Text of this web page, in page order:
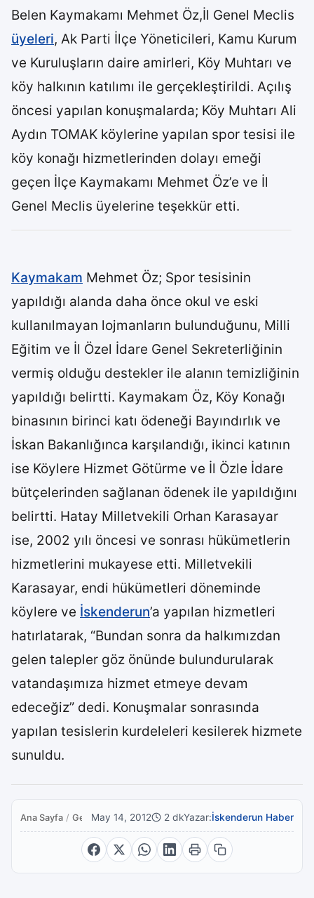
Belen Kaymakamı Mehmet Öz,İl Genel Meclis
üyeleri, Ak Parti İlçe Yöneticileri, Kamu Kurum
ve Kuruluşların daire amirleri, Köy Muhtarı ve
köy halkının katılımı ile gerçekleştirildi. Açılış
öncesi yapılan konuşmalarda; Köy Muhtarı Ali
Aydın TOMAK köylerine yapılan spor tesisi ile
köy konağı hizmetlerinden dolayı emeği
geçen İlçe Kaymakamı Mehmet Öz’e ve İl
Genel Meclis üyelerine teşekkür etti.
Kaymakam Mehmet Öz; Spor tesisinin
yapıldığı alanda daha önce okul ve eski
kullanılmayan lojmanların bulunduğunu, Milli
Eğitim ve İl Özel İdare Genel Sekreterliğinin
vermiş olduğu destekler ile alanın temizliğinin
yapıldığı belirtti. Kaymakam Öz, Köy Konağı
binasının birinci katı ödeneği Bayındırlık ve
İskan Bakanlığınca karşılandığı, ikinci katının
ise Köylere Hizmet Götürme ve İl Özle İdare
bütçelerinden sağlanan ödenek ile yapıldığını
belirtti. Hatay Milletvekili Orhan Karasayar
ise, 2002 yılı öncesi ve sonrası hükümetlerin
hizmetlerini mukayese etti. Milletvekili
Karasayar, endi hükümetleri döneminde
köylere ve İskenderun’a yapılan hizmetleri
hatırlatarak, “Bundan sonra da halkımızdan
gelen talepler göz önünde bulundurularak
vatandaşımıza hizmet etmeye devam
edeceğiz” dedi. Konuşmalar sonrasında
yapılan tesislerin kurdeleleri kesilerek hizmete
sunuldu.
Ana Sayfa / GenelMay 14, 2012 2 dkYazar:İskenderun Haber